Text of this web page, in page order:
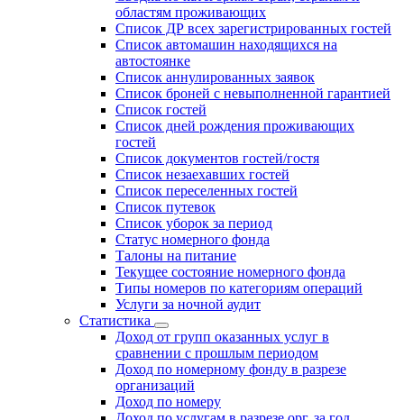
областям проживающих
Список ДР всех зарегистрированных гостей
Список автомашин находящихся на
автостоянке
Список аннулированных заявок
Список броней с невыполненной гарантией
Список гостей
Список дней рождения проживающих
гостей
Список документов гостей/гостя
Список незаехавших гостей
Список переселенных гостей
Список путевок
Список уборок за период
Статус номерного фонда
Талоны на питание
Текущее состояние номерного фонда
Типы номеров по категориям операций
Услуги за ночной аудит
Статистика
Доход от групп оказанных услуг в
сравнении с прошлым периодом
Доход по номерному фонду в разрезе
организаций
Доход по номеру